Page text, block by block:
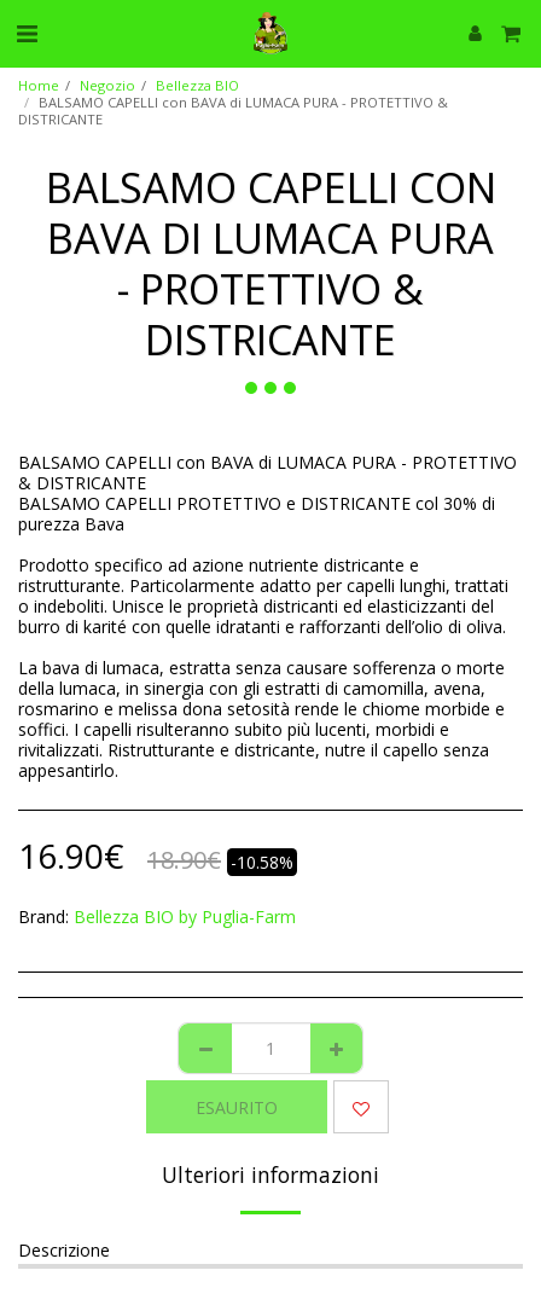
Home Negozio
Bellezza BIO
BALSAMO CAPELLI con BAVA di LUMACA PURA - PROTETTIVO &
DISTRICANTE
BALSAMO CAPELLI CON
BAVA DI LUMACA PURA
- PROTETTIVO &
DISTRICANTE
BALSAMO CAPELLI con BAVA di LUMACA PURA - PROTETTIVO
& DISTRICANTE
BALSAMO CAPELLI PROTETTIVO e DISTRICANTE col 30% di
purezza Bava
Prodotto specifico ad azione nutriente districante e
ristrutturante. Particolarmente adatto per capelli lunghi, trattati
o indeboliti. Unisce le proprietà districanti ed elasticizzanti del
burro di karité con quelle idratanti e rafforzanti dell’olio di oliva.
La bava di lumaca, estratta senza causare sofferenza o morte
della lumaca, in sinergia con gli estratti di camomilla, avena,
rosmarino e melissa dona setosità rende le chiome morbide e
soffici. I capelli risulteranno subito più lucenti, morbidi e
rivitalizzati. Ristrutturante e districante, nutre il capello senza
appesantirlo.
16.90€ 18.90€ -10.58%
Brand: Bellezza BIO by Puglia-Farm
ESAURITO
Ulteriori informazioni
Descrizione